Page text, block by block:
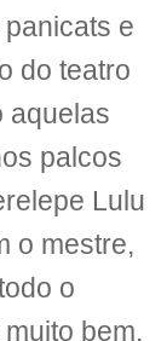
e
do teatro
aquelas
palcos
Lulu
o mestre,
o
bem.